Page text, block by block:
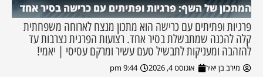
המתכון של השף: פרגיות ופתיתים עם כרישה בסיר אחד
פרגיות ופתיתים עם כרישה הוא מתכון מנצח לארוחה משפחתית
קלה להכנה שמתבשלת בסיר אחד. רצועות הפרגית נצרבות עד
להזהבה ומעניקות לתבשיל טעם עשיר ומרקם עסיסי | יאמי!
מירב בן יאיר אוגוסט 4, 2026 9:44 pm